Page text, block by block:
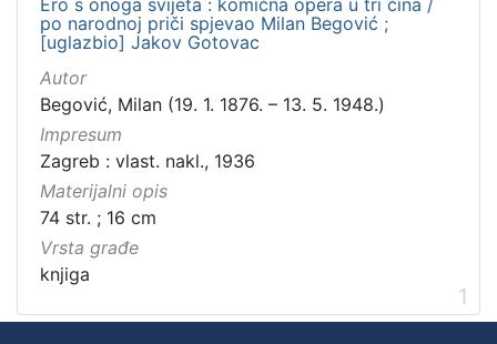
po narodnoj priči spjevao Milan Begović ;
[uglazbio] Jakov Gotovac
Autor
Begović, Milan (19. 1. 1876. – 13. 5. 1948.)
Impresum
Zagreb : vlast. nakl., 1936
Materijalni opis
74 str. ; 16 cm
Vrsta građe
knjiga
1